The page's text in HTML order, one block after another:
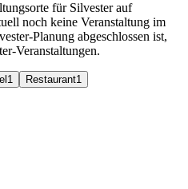
für Silvester auf
noch keine Veranstaltung im
Planung abgeschlossen ist,
Veranstaltungen.
1 Restaurant1